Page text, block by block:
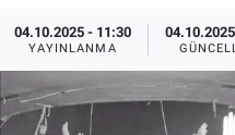
04.10.2025 - 11:30
YAYINLANMA
Teknoloji